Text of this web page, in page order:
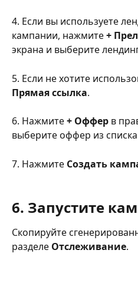
4. Если вы используете
кампании, нажмите +
экрана и выберите
5. Если не хотите
Прямая ссылка.
6. Нажмите + Оффер в
выберите оффер из
7. Нажмите Создать
6. Запустите
Скопируйте
разделе Отслеживание.